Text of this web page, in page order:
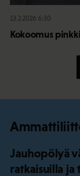
13.2.2026 6:30
Kokoomus
Jauhopölyä
ratkaisuilla